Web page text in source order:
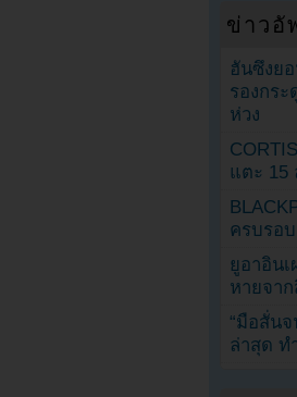
ข่าวอั
ฮันซึงย
รองกร
ห่วง
แตะ 15
ครบรอ
ยูอาอิน
หายจา
“มือสั่น
ล่าสุด ท